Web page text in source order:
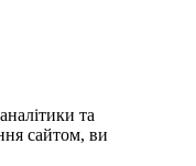
та
сайтом, ви